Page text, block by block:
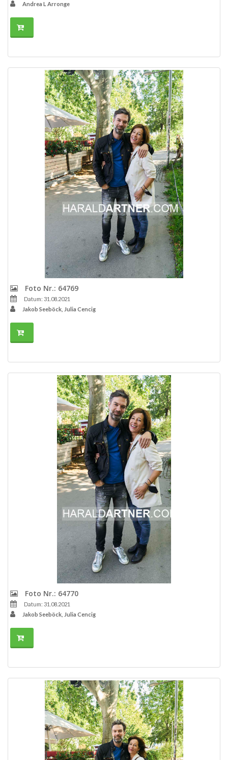
Andrea L Arronge
Foto Nr.: 64769
Datum: 31.08.2021
Jakob Seeböck, Julia Cencig
Foto Nr.: 64770
Datum: 31.08.2021
Jakob Seeböck, Julia Cencig